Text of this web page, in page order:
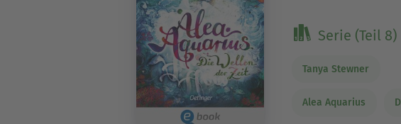
Serie (Teil 8)
Tanya Stewner
Alea Aquarius